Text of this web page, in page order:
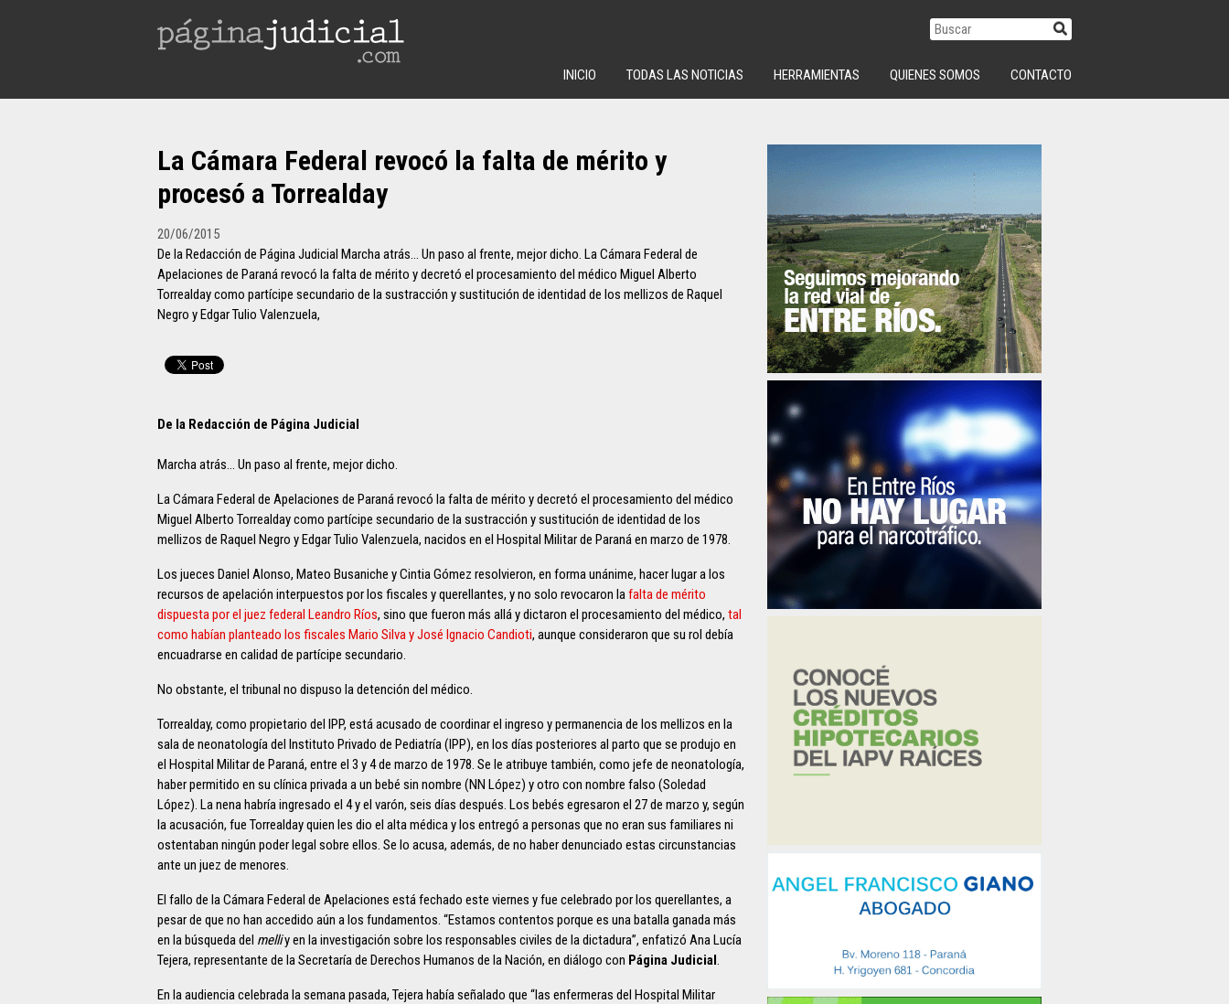
INICIO TODAS LAS NOTICIAS HERRAMIENTAS QUIENES SOMOS CONTACTO
La Cámara Federal revocó la falta de mérito y
procesó a Torrealday
20/06/2015
De la Redacción de Página Judicial Marcha atrás… Un paso al frente, mejor dicho. La Cámara Federal de
Apelaciones de Paraná revocó la falta de mérito y decretó el procesamiento del médico Miguel Alberto
Torrealday como partícipe secundario de la sustracción y sustitución de identidad de los mellizos de Raquel
Negro y Edgar Tulio Valenzuela,
De la Redacción de Página Judicial
Marcha atrás… Un paso al frente, mejor dicho.
La Cámara Federal de Apelaciones de Paraná revocó la falta de mérito y decretó el procesamiento del médico
Miguel Alberto Torrealday como partícipe secundario de la sustracción y sustitución de identidad de los
mellizos de Raquel Negro y Edgar Tulio Valenzuela, nacidos en el Hospital Militar de Paraná en marzo de 1978.
Los jueces Daniel Alonso, Mateo Busaniche y Cintia Gómez resolvieron, en forma unánime, hacer lugar a los
recursos de apelación interpuestos por los fiscales y querellantes, y no solo revocaron lafalta de mérito
dispuesta por el juez federal Leandro Ríos, sino que fueron más allá y dictaron el procesamiento del médico, tal
como habían planteado los fiscales Mario Silva y José Ignacio Candioti, aunque consideraron que su rol debía
encuadrarse en calidad de partícipe secundario.
No obstante, el tribunal no dispuso la detención del médico.
Torrealday, como propietario del IPP, está acusado de coordinar el ingreso y permanencia de los mellizos en la
sala de neonatología del Instituto Privado de Pediatría (IPP), en los días posteriores al parto que se produjo en
el Hospital Militar de Paraná, entre el 3 y 4 de marzo de 1978. Se le atribuye también, como jefe de neonatología,
haber permitido en su clínica privada a un bebé sin nombre (NN López) y otro con nombre falso (Soledad
López). La nena habría ingresado el 4 y el varón, seis días después. Los bebés egresaron el 27 de marzo y, según
la acusación, fue Torrealday quien les dio el alta médica y los entregó a personas que no eran sus familiares ni
ostentaban ningún poder legal sobre ellos. Se lo acusa, además, de no haber denunciado estas circunstancias
ante un juez de menores.
El fallo de la Cámara Federal de Apelaciones está fechado este viernes y fue celebrado por los querellantes, a
pesar de que no han accedido aún a los fundamentos. “Estamos contentos porque es una batalla ganada más
en la búsqueda del melliy en la investigación sobre los responsables civiles de la dictadura”, enfatizó Ana Lucía
Tejera, representante de la Secretaría de Derechos Humanos de la Nación, en diálogo con Página Judicial.
En la audiencia celebrada la semana pasada, Tejera había señalado que “las enfermeras del Hospital Militar